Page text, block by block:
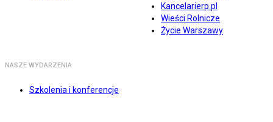
Kancelarierp.pl
Wieści Rolnicze
Życie Warszawy
NASZE WYDARZENIA
Szkolenia i konferencje